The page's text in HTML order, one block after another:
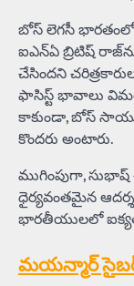
బోస్ లెగసీ
ఐఎన్‌ఏ బ్రిటిష్
చేసిందని
ఫాసిస్ట్ భావాలు
కాకుండా, బోస్
కొందరు అంటారు.
ముగింపుగా,
ధైర్యవంతమైన
భారతీయులలో
మయన్మార్‌ సైబర్‌